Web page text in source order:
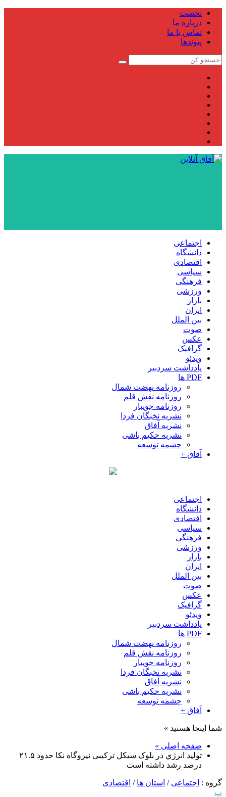
نخست
درباره ما
تماس با ما
پیوندها
اجتماعی
دانشگاه
اقتصادی
سیاسی
فرهنگی
ورزشی
بازار
ایران
بین الملل
صوت
عکس
گرافیک
ویدئو
یادداشت سردبیر
PDF ها
روزنامه نهضت شمال
روزنامه نقش قلم
روزنامه جویبار
نشریه نخبگان فردا
نشریه آفاق
نشریه حکیم باشی
چشمه توسعه
آفاق +
اجتماعی
دانشگاه
اقتصادی
سیاسی
فرهنگی
ورزشی
بازار
ایران
بین الملل
صوت
عکس
گرافیک
ویدئو
یادداشت سردبیر
PDF ها
روزنامه نهضت شمال
روزنامه نقش قلم
روزنامه جویبار
نشریه نخبگان فردا
نشریه آفاق
نشریه حکیم باشی
چشمه توسعه
آفاق +
شما اینجا هستید »
صفحه اصلی »
توليد انرژي در بلوک سیکل ترکیبی نیروگاه نکا حدود ۲۱.۵
درصد رشد داشته است
گروه : اجتماعی / استان ها / اقتصادی
پ